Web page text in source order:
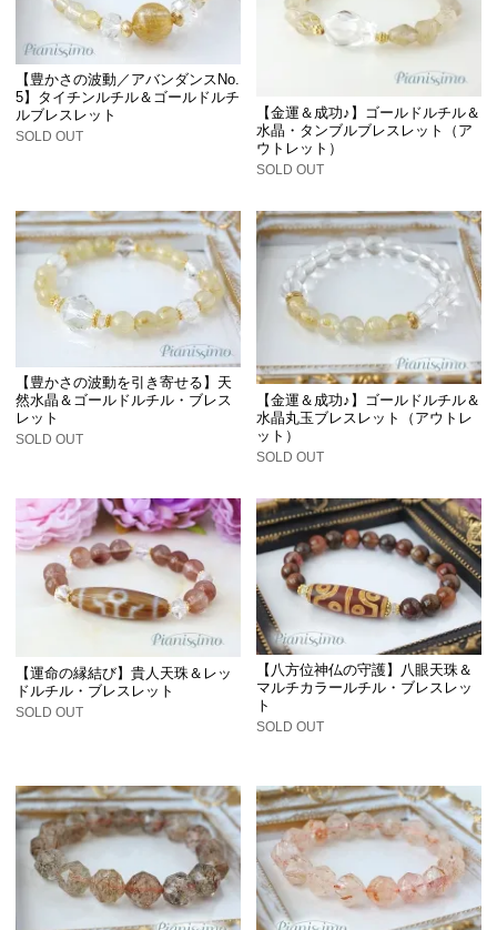
【豊かさの波動／アバンダンスNo.
5】タイチンルチル＆ゴールドルチ
ルブレスレット
SOLD OUT
【金運＆成功♪】ゴールドルチル＆
水晶・タンブルブレスレット（ア
ウトレット）
SOLD OUT
【豊かさの波動を引き寄せる】天
然水晶＆ゴールドルチル・ブレス
レット
SOLD OUT
【金運＆成功♪】ゴールドルチル＆
水晶丸玉ブレスレット（アウトレ
ット）
SOLD OUT
【運命の縁結び】貴人天珠＆レッ
ドルチル・ブレスレット
SOLD OUT
【八方位神仏の守護】八眼天珠＆
マルチカラールチル・ブレスレッ
ト
SOLD OUT